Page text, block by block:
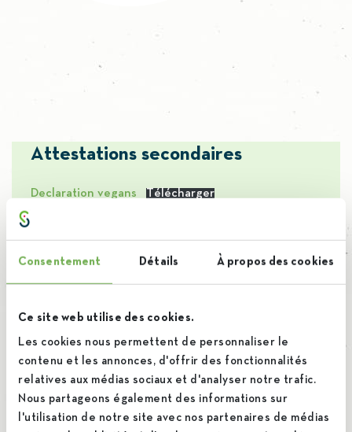
Consentement Détails À propos des cookies
Ce site web utilise des cookies.
Les cookies nous permettent de personnaliser le
contenu et les annonces, d'offrir des fonctionnalités
relatives aux médias sociaux et d'analyser notre trafic.
Nous partageons également des informations sur
l'utilisation de notre site avec nos partenaires de médias
Attestations secondaires
Declaration vegans Télécharger
Certificate of Conformity Télécharger
Packaging certificate Télécharger
Non-ionisation certificate Télécharger